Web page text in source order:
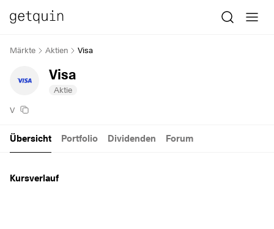
Märkte Aktien Visa
Visa
Aktie
V
Übersicht Portfolio Dividenden Forum
Kursverlauf